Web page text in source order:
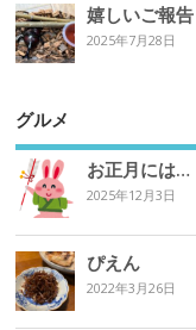
嬉しいご報告
2025年7月28日
グルメ
お正月には…
2025年12月3日
ぴえん
2022年3月26日